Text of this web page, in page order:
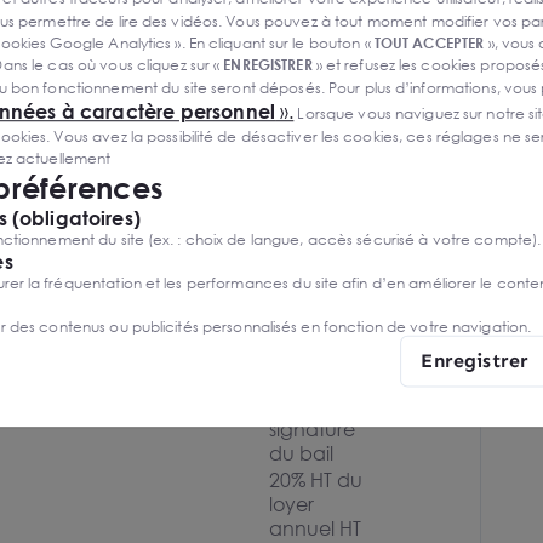
Loyer
loyer
à la
du
signature
du bail
T.V.A.
20% HT du
loyer
annuel HT
permettre de lire des vidéos. Vous pouvez à tout moment modifier vos
Google Analytics ». En cliquant sur le bouton «TOUT ACCEPTER »,
le cas où vous cliquez sur « ENREGISTRER» et refusez les cookies
bon fonctionnement du site seront déposés. Pour plus d’informations,
à caractère personnel ». Lorsque vous naviguez sur notre
Vous avez la possibilité de désactiver les cookies, ces réglages ne
actuellement
(obligatoires)
du site (ex. : choix de langue, accès sécurisé à votre compte).
la fréquentation et les performances du site afin d’en améliorer le
des contenus ou publicités personnalisés en fonction de votre navigation.
Enregistrer